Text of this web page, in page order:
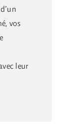
vos
leur